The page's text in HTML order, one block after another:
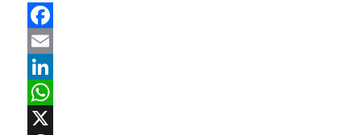
Facebook
Email
LinkedIn
WhatsApp